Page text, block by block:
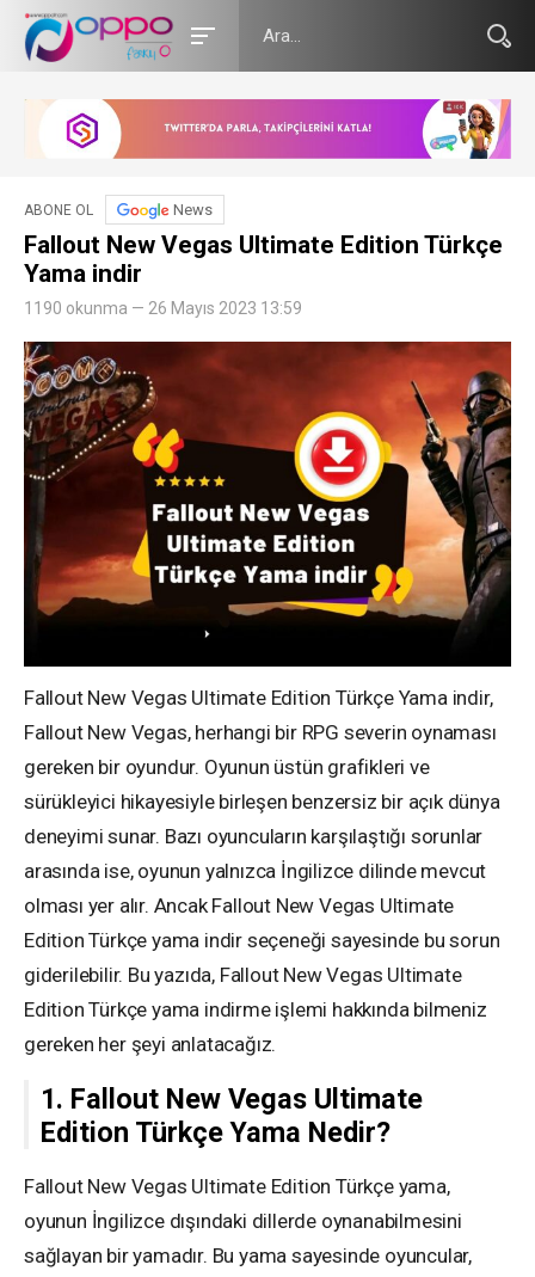
ABONE OL News
Fallout New Vegas Ultimate Edition Türkçe
Yama indir
1190 okunma — 26 Mayıs 2023 13:59
Fallout New Vegas Ultimate Edition Türkçe Yama indir,
Fallout New Vegas, herhangi bir RPG severin oynaması
gereken bir oyundur. Oyunun üstün grafikleri ve
sürükleyici hikayesiyle birleşen benzersiz bir açık dünya
deneyimi sunar. Bazı oyuncuların karşılaştığı sorunlar
arasında ise, oyunun yalnızca İngilizce dilinde mevcut
olması yer alır. Ancak Fallout New Vegas Ultimate
Edition Türkçe yama indir seçeneği sayesinde bu sorun
giderilebilir. Bu yazıda, Fallout New Vegas Ultimate
Edition Türkçe yama indirme işlemi hakkında bilmeniz
gereken her şeyi anlatacağız.
1. Fallout New Vegas Ultimate
Edition Türkçe Yama Nedir?
Fallout New Vegas Ultimate Edition Türkçe yama,
oyunun İngilizce dışındaki dillerde oynanabilmesini
sağlayan bir yamadır. Bu yama sayesinde oyuncular,